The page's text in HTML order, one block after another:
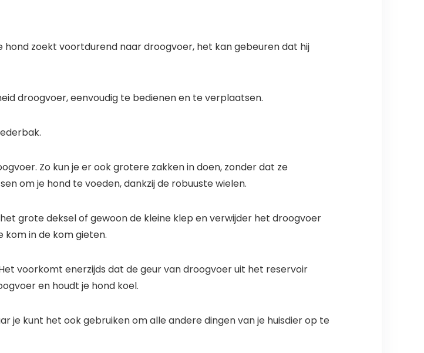
zoekt voortdurend naar droogvoer, het kan gebeuren dat hij
droogvoer, eenvoudig te bedienen en te verplaatsen.
Zo kun je er ook grotere zakken in doen, zonder dat ze
om je hond te voeden, dankzij de robuuste wielen.
grote deksel of gewoon de kleine klep en verwijder het droogvoer
in de kom gieten.
voorkomt enerzijds dat de geur van droogvoer uit het reservoir
en houdt je hond koel.
je kunt het ook gebruiken om alle andere dingen van je huisdier op te